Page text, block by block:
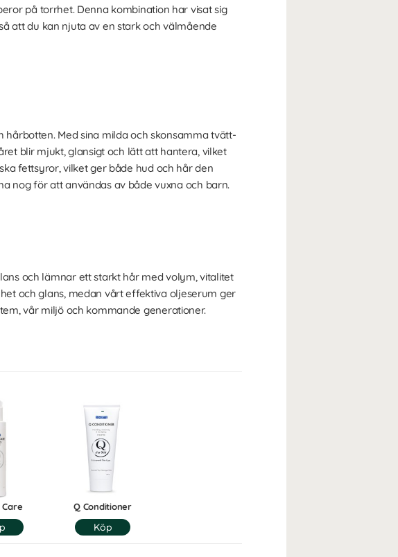
på torrhet. Denna kombination har visat sig
att du kan njuta av en stark och välmående
Med sina milda och skonsamma tvätt-
blir mjukt, glansigt och lätt att hantera, vilket
fettsyror, vilket ger både hud och hår den
nog för att användas av både vuxna och barn.
och lämnar ett starkt hår med volym, vitalitet
och glans, medan vårt effektiva oljeserum ger
vår miljö och kommande generationer.
Q Conditioner